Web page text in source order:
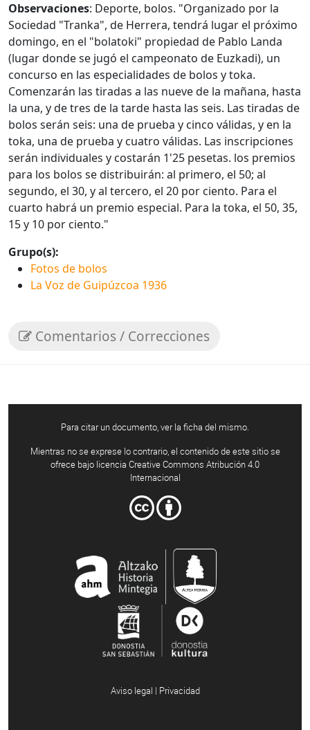
Observaciones: Deporte, bolos. "Organizado por la
Sociedad "Tranka", de Herrera, tendrá lugar el próximo
domingo, en el "bolatoki" propiedad de Pablo Landa
(lugar donde se jugó el campeonato de Euzkadi), un
concurso en las especialidades de bolos y toka.
Comenzarán las tiradas a las nueve de la mañana, hasta
la una, y de tres de la tarde hasta las seis. Las tiradas de
bolos serán seis: una de prueba y cinco válidas, y en la
toka, una de prueba y cuatro válidas. Las inscripciones
serán individuales y costarán 1'25 pesetas. los premios
para los bolos se distribuirán: al primero, el 50; al
segundo, el 30, y al tercero, el 20 por ciento. Para el
cuarto habrá un premio especial. Para la toka, el 50, 35,
15 y 10 por ciento."
Grupo(s):
Fotos de bolos
La Voz de Guipúzcoa 1936
Comentarios / Correcciones
Para citar un documento, ver la ficha del mismo.
Mientras no se exprese lo contrario, el contenido de este sitio se
ofrece bajo licencia Creative Commons Atribución 4.0
Internacional
Aviso legal | Privacidad